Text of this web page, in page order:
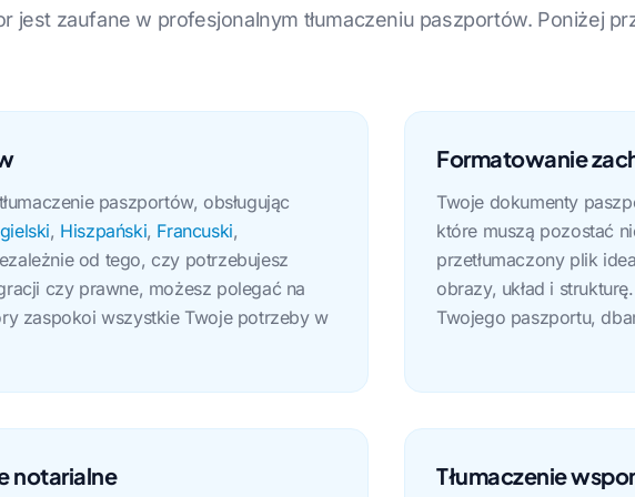
jest zaufane w profesjonalnym tłumaczeniu paszportów. Poniżej
paszportów, obsługując
, Hiszpański, Francuski,
od tego, czy potrzebujesz
czy prawne, możesz polegać na
zaspokoi wszystkie Twoje potrzeby w
Formatowanie
Twoje dokumenty
które muszą pozostać
przetłumaczony plik
obrazy, układ i
Twojego paszportu,
notarialne Tłumaczenie